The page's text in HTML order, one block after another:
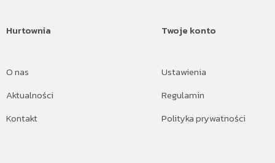
Hurtownia
O nas
Aktualności
Kontakt
Twoje konto
Ustawienia
Regulamin
Polityka prywatności